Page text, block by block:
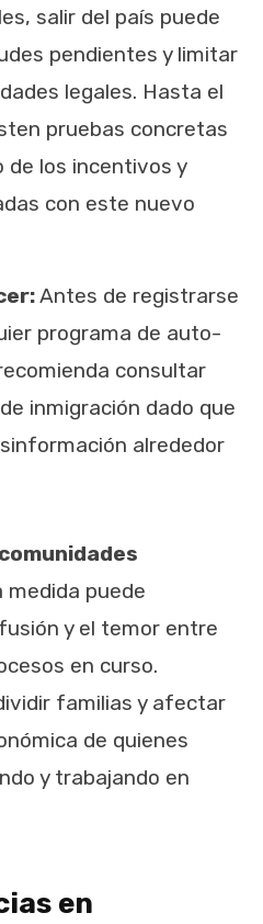
salir del país puede
pendientes y limitar
legales. Hasta el
pruebas concretas
de los incentivos y
con este nuevo
Antes de registrarse
programa de auto-
consultar
inmigración dado que
alrededor
medida puede
y el temor entre
en curso.
familias y afectar
de quienes
y trabajando en
en